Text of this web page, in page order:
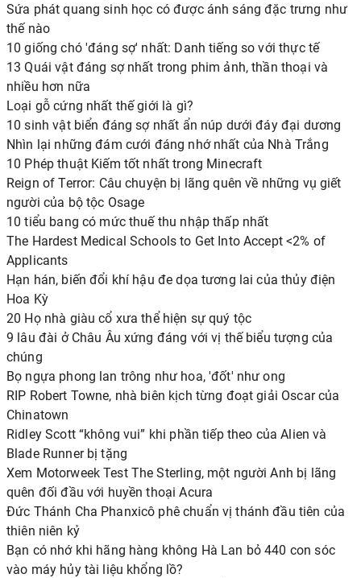
Sứa phát quang sinh học có được ánh sáng đặc trưng như
thế nào
10 giống chó 'đáng sợ' nhất: Danh tiếng so với thực tế
13 Quái vật đáng sợ nhất trong phim ảnh, thần thoại và
nhiều hơn nữa
Loại gỗ cứng nhất thế giới là gì?
10 sinh vật biển đáng sợ nhất ẩn núp dưới đáy đại dương
Nhìn lại những đám cưới đáng nhớ nhất của Nhà Trắng
10 Phép thuật Kiếm tốt nhất trong Minecraft
Reign of Terror: Câu chuyện bị lãng quên về những vụ giết
người của bộ tộc Osage
10 tiểu bang có mức thuế thu nhập thấp nhất
The Hardest Medical Schools to Get Into Accept <2% of
Applicants
Hạn hán, biến đổi khí hậu đe dọa tương lai của thủy điện
Hoa Kỳ
20 Họ nhà giàu cổ xưa thể hiện sự quý tộc
9 lâu đài ở Châu Âu xứng đáng với vị thế biểu tượng của
chúng
Bọ ngựa phong lan trông như hoa, 'đốt' như ong
RIP Robert Towne, nhà biên kịch từng đoạt giải Oscar của
Chinatown
Ridley Scott “không vui” khi phần tiếp theo của Alien và
Blade Runner bị tặng
Xem Motorweek Test The Sterling, một người Anh bị lãng
quên đối đầu với huyền thoại Acura
Đức Thánh Cha Phanxicô phê chuẩn vị thánh đầu tiên của
thiên niên kỷ
Bạn có nhớ khi hãng hàng không Hà Lan bỏ 440 con sóc
vào máy hủy tài liệu khổng lồ?